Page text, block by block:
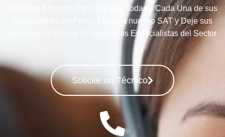
Su Mejor Elección Para Reparar Todas y Cada Una de sus
Instalaciones en Polop, Llame a nuestro SAT y Deje sus
Aparatos en Manos de Auténticos Especialistas del Sector
Solicite un Técnico